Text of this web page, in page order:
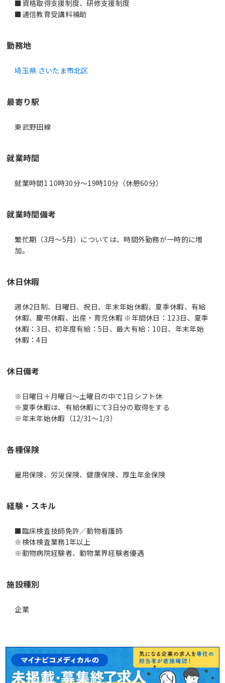
■資格取得支援制度、研修支援制度
■通信教育受講料補助
勤務地
埼玉県 さいたま市北区
最寄り駅
東武野田線
就業時間
就業時間1 10時30分〜19時10分（休憩60分）
就業時間備考
繁忙期（3月～5月）については、時間外勤務が一時的に増
加。
休日休暇
週休2日制、日曜日、祝日、年末年始休暇、夏季休暇、有給
休暇、慶弔休暇、出産・育児休暇 ※年間休日：123日、夏季
休暇：3日、初年度有給：5日、最大有給：10日、年末年始
休暇：4日
休日備考
※日曜日＋月曜日～土曜日の中で1日シフト休
※夏季休暇は、有給休暇にて3日分の取得をする
※年末年始休暇（12/31～1/3）
各種保険
雇用保険、労災保険、健康保険、厚生年金保険
経験・スキル
■臨床検査技師免許／動物看護師
※検体検査業務1年以上
※動物病院経験者、動物業界経験者優遇
施設種別
企業